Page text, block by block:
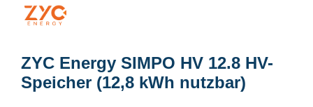
ZYC Energy SIMPO HV 12.8 HV-
Speicher (12,8 kWh nutzbar)